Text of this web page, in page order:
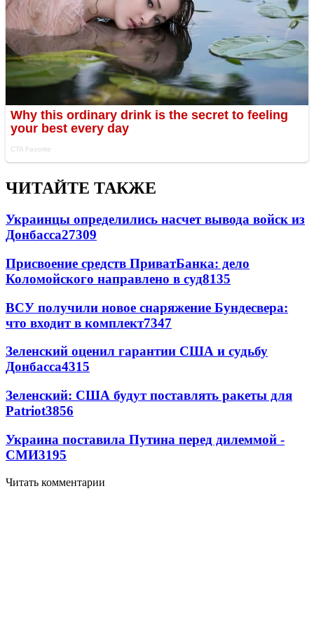
ЧИТАЙТЕ ТАКЖЕ
Украинцы определились насчет вывода войск из
Донбасса27309
Присвоение средств ПриватБанка: дело
Коломойского направлено в суд8135
ВСУ получили новое снаряжение Бундесвера:
что входит в комплект7347
Зеленский оценил гарантии США и судьбу
Донбасса4315
Зеленский: США будут поставлять ракеты для
Patriot3856
Украина поставила Путина перед дилеммой -
СМИ3195
Читать комментарии